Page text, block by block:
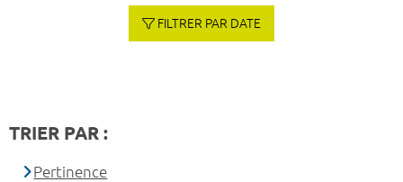
FILTRER PAR DATE
TRIER PAR :
Pertinence